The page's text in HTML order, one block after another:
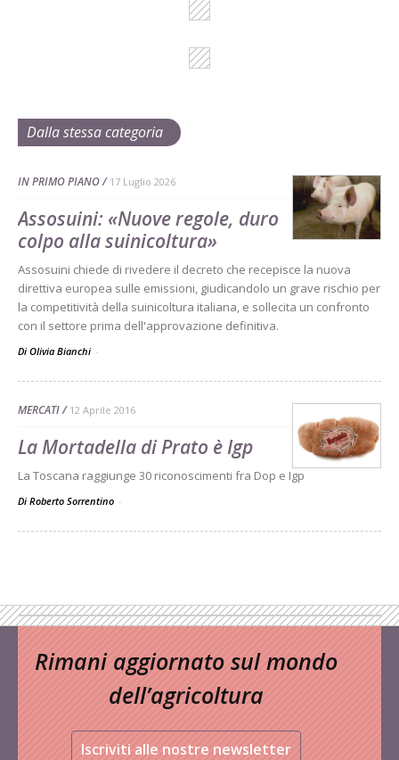
Dalla stessa categoria
IN PRIMO PIANO 17 Luglio 2026
Assosuini: «Nuove regole, duro
colpo alla suinicoltura»
Assosuini chiede di rivedere il decreto che recepisce la nuova
direttiva europea sulle emissioni, giudicandolo un grave rischio per
la competitività della suinicoltura italiana, e sollecita un confronto
con il settore prima dell'approvazione definitiva.
Di Olivia Bianchi -
MERCATI 12 Aprile 2016
La Mortadella di Prato è Igp
La Toscana raggiunge 30 riconoscimenti fra Dop e Igp
Di Roberto Sorrentino -
Rimani aggiornato sul mondo
dell’agricoltura
Iscriviti alle nostre newsletter